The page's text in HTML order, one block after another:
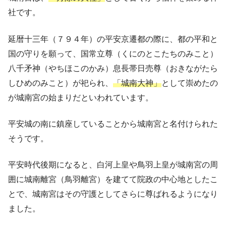
社です。
延暦十三年（７９４年）の平安京遷都の際に、都の平和と
国の守りを願って、国常立尊（くにのとこたちのみこと）
八千矛神（やちほこのかみ）息長帯日売尊（おきながたら
しひめのみこと）が祀られ、 「城南大神」として崇めたの
が城南宮の始まりだといわれています。
平安城の南に鎮座していることから城南宮と名付けられた
そうです。
平安時代後期になると、白河上皇や鳥羽上皇が城南宮の周
囲に城南離宮（鳥羽離宮）を建てて院政の中心地としたこ
とで、城南宮はその守護としてさらに尊ばれるようになり
ました。